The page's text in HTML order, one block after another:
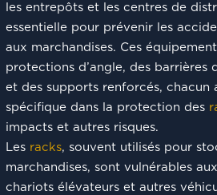
les entrepôts et les centres de
essentielle pour prévenir les
aux marchandises. Ces
protections d’angle, des barrières
et des supports renforcés, chacun
spécifique dans la protection des
impacts et autres risques.
Les racks, souvent utilisés pour
marchandises, sont vulnérables
chariots élévateurs et autres